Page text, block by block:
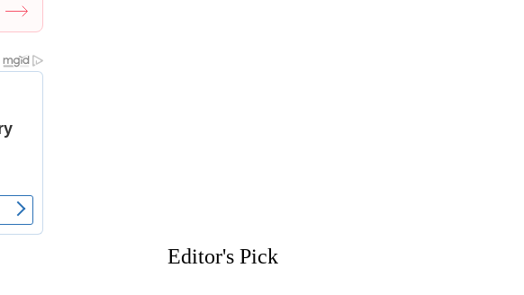
Editor's Pick